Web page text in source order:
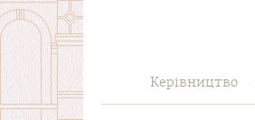
Керівництво